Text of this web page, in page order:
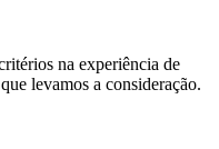
na experiência de
levamos a consideração.